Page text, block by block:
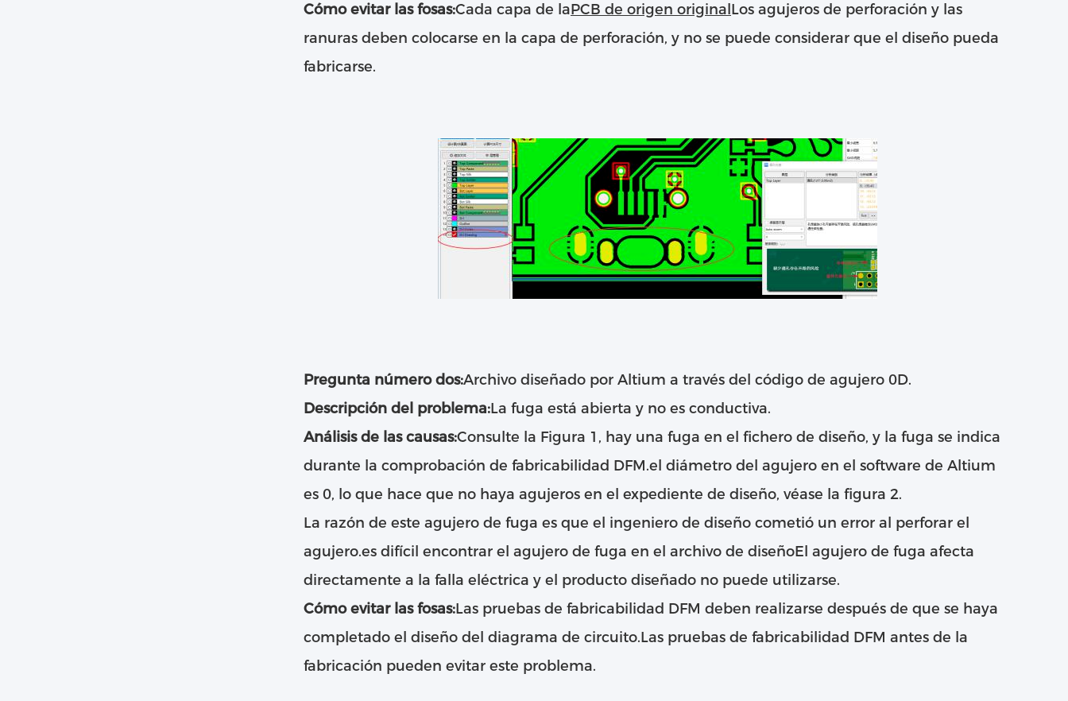
Cómo evitar las fosas:Cada capa de laPCB de origen original Los agujeros de perforación y las
ranuras deben colocarse en la capa de perforación, y no se puede considerar que el diseño pueda
fabricarse.
Pregunta número dos:Archivo diseñado por Altium a través del código de agujero 0D.
Descripción del problema:La fuga está abierta y no es conductiva.
Análisis de las causas:Consulte la Figura 1, hay una fuga en el fichero de diseño, y la fuga se indica
durante la comprobación de fabricabilidad DFM.el diámetro del agujero en el software de Altium
es 0, lo que hace que no haya agujeros en el expediente de diseño, véase la figura 2.
La razón de este agujero de fuga es que el ingeniero de diseño cometió un error al perforar el
agujero.es difícil encontrar el agujero de fuga en el archivo de diseñoEl agujero de fuga afecta
directamente a la falla eléctrica y el producto diseñado no puede utilizarse.
Cómo evitar las fosas:Las pruebas de fabricabilidad DFM deben realizarse después de que se haya
completado el diseño del diagrama de circuito.Las pruebas de fabricabilidad DFM antes de la
fabricación pueden evitar este problema.